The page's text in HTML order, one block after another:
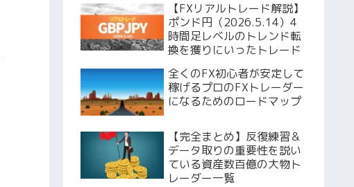
【FXリアルトレード解説】
ポンド円（2026.5.14）4
時間足レベルのトレンド転
換を獲りにいったトレード
全くのFX初心者が安定して
稼げるプロのFXトレーダー
になるためのロードマップ
【完全まとめ】反復練習＆
データ取りの重要性を説い
ている資産数百億の大物ト
レーダー一覧